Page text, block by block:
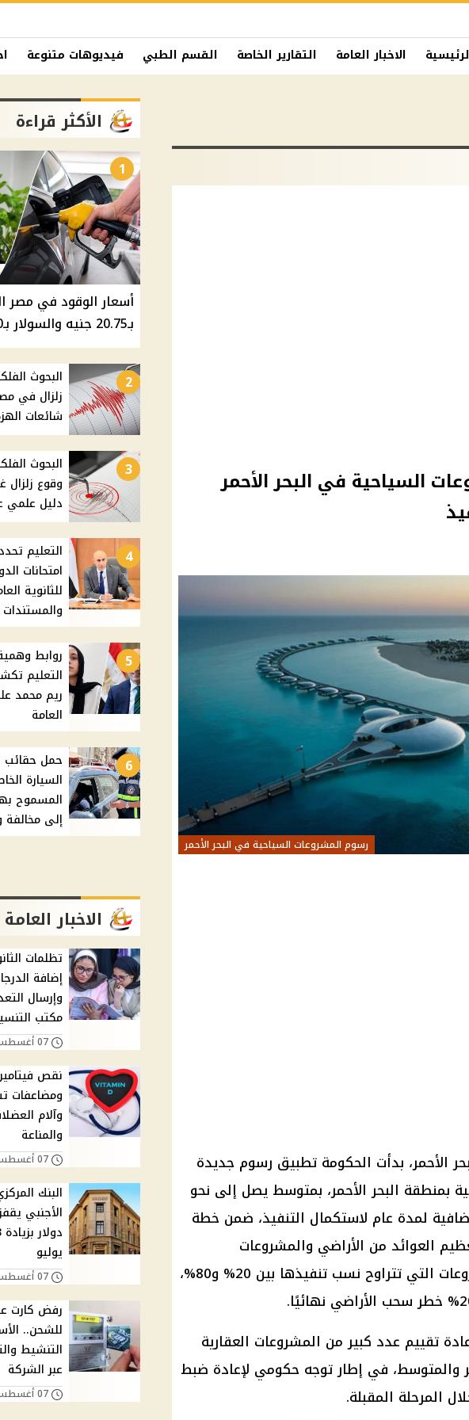
الاخبار العامة التقارير الخاصة القسم الطبي فيديوهات متنوعة
السياحية في البحر الأحمر
رسوم المشروعات السياحية في البحر الأحمر
الأحمر، بدأت الحكومة تطبيق رسوم جديدة
بمنطقة البحر الأحمر، بمتوسط يصل إلى نحو
إضافية لمدة عام لاستكمال التنفيذ، ضمن خطة
العوائد من الأراضي والمشروعات
السياحية. وتشمل الإجراءات المشروعات التي تتراوح نسب تنفيذها بين 20% و80%،
تقييم عدد كبير من المشروعات العقارية
والمتوسط، في إطار توجه حكومي لإعادة ضبط
المرحلة المقبلة.
الأكثر قراءة
1
بـ20.75 جنيه والسولار بـ20.50 جنيه
2
البحوث
زلزال في
شائعات
3
البحوث
دليل علمي
4
التعليم
للثانوية
5
روابط
التعليم
العامة
6
حمل حقائب
السيارة
المسموح
إلى
الاخبار العامة
إضافة
وإرسال
مكتب
07 أغسطس, 2026 07:00 ص
ومضاعفات
وآلام
والمناعة
07 أغسطس, 2026 06:00 ص
البنك
يوليو
07 أغسطس, 2026 05:00 ص
رفض كارت
للشحن..
التنشيط
عبر الشركة
07 أغسطس, 2026 04:00 ص